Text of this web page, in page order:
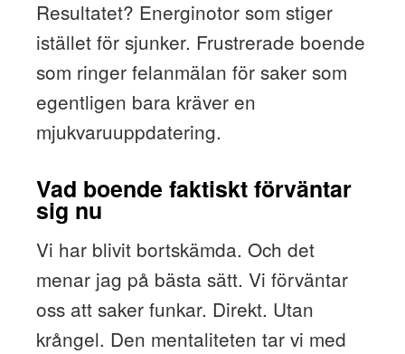
Resultatet? Energinotor som stiger
istället för sjunker. Frustrerade boende
som ringer felanmälan för saker som
egentligen bara kräver en
mjukvaruuppdatering.
Vad boende faktiskt förväntar
sig nu
Vi har blivit bortskämda. Och det
menar jag på bästa sätt. Vi förväntar
oss att saker funkar. Direkt. Utan
krångel. Den mentaliteten tar vi med